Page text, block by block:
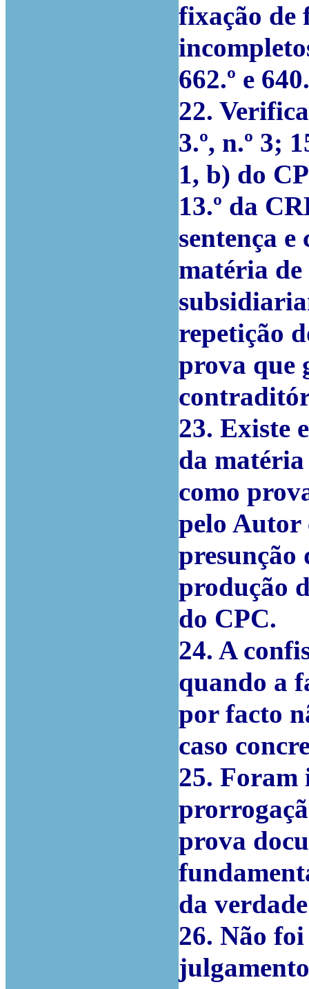
fixação de
662.º e
22.
3.º, n.º 3;
1, b) do
13.º da
sentença
matéria de
repetição
prova que
23. Existe
da
como
pelo Autor
presunção
produção
do CPC.
24. A
quando a
por facto
caso
25. Foram
prova
da
26. Não